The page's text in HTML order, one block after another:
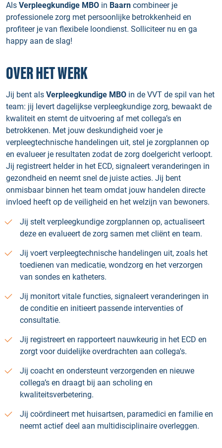
Als Verpleegkundige MBO in Baarn combineer je
professionele zorg met persoonlijke betrokkenheid en
profiteer je van flexibele loondienst. Solliciteer nu en ga
happy aan de slag!
OVER HET WERK
Jij bent als Verpleegkundige MBO in de VVT de spil van het
team: jij levert dagelijkse verpleegkundige zorg, bewaakt de
kwaliteit en stemt de uitvoering af met collega’s en
betrokkenen. Met jouw deskundigheid voer je
verpleegtechnische handelingen uit, stel je zorgplannen op
en evalueer je resultaten zodat de zorg doelgericht verloopt.
Jij registreert helder in het ECD, signaleert veranderingen in
gezondheid en neemt snel de juiste acties. Jij bent
onmisbaar binnen het team omdat jouw handelen directe
invloed heeft op de veiligheid en het welzijn van bewoners.
Jij stelt verpleegkundige zorgplannen op, actualiseert
deze en evalueert de zorg samen met cliënt en team.
Jij voert verpleegtechnische handelingen uit, zoals het
toedienen van medicatie, wondzorg en het verzorgen
van sondes en katheters.
Jij monitort vitale functies, signaleert veranderingen in
de conditie en initieert passende interventies of
consultatie.
Jij registreert en rapporteert nauwkeurig in het ECD en
zorgt voor duidelijke overdrachten aan collega's.
Jij coacht en ondersteunt verzorgenden en nieuwe
collega’s en draagt bij aan scholing en
kwaliteitsverbetering.
Jij coördineert met huisartsen, paramedici en familie en
neemt actief deel aan multidisciplinaire overleggen.